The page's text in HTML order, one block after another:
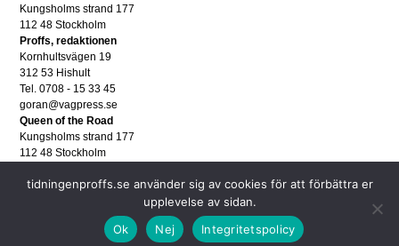
Kungsholms strand 177
112 48 Stockholm
Proffs, redaktionen
Kornhultsvägen 19
312 53 Hishult
Tel. 0708 - 15 33 45
goran@vagpress.se
Queen of the Road
Kungsholms strand 177
112 48 Stockholm
Tel. 08 - 653 83 80
Personuppgifter/GDPR
tidningenproffs.se använder sig av cookies för att förbättra er
upplevelse av sidan.
Ok
Nej Integritetspolicy